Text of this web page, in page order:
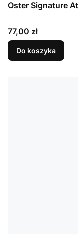
Cena
77,00 zł
Do koszyka